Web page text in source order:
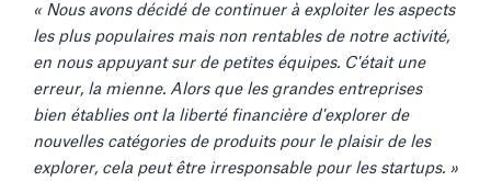
« Nous avons décidé de continuer à exploiter les aspects
les plus populaires mais non rentables de notre activité,
en nous appuyant sur de petites équipes. C'était une
erreur, la mienne. Alors que les grandes entreprises
bien établies ont la liberté financière d'explorer de
nouvelles catégories de produits pour le plaisir de les
explorer, cela peut être irresponsable pour les startups. »